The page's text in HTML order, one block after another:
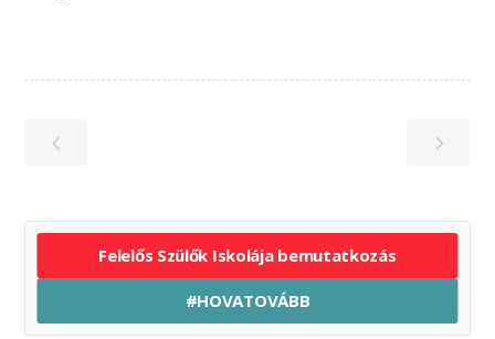
Felelős Szülők Iskolája bemutatkozás
#HOVATOVÁBB